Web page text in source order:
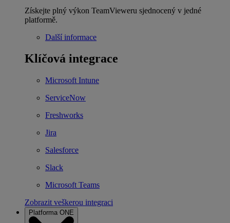
Získejte plný výkon TeamVieweru sjednocený v jedné
platformě.
Další informace
Klíčová integrace
Microsoft Intune
ServiceNow
Freshworks
Jira
Salesforce
Slack
Microsoft Teams
Zobrazit veškerou integraci
Platforma ONE